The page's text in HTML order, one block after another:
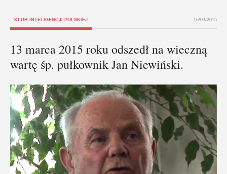
KLUB INTELIGENCJI POLSKIEJ 16/03/2015
13 marca 2015 roku odszedł na wieczną
wartę śp. pułkownik Jan Niewiński.